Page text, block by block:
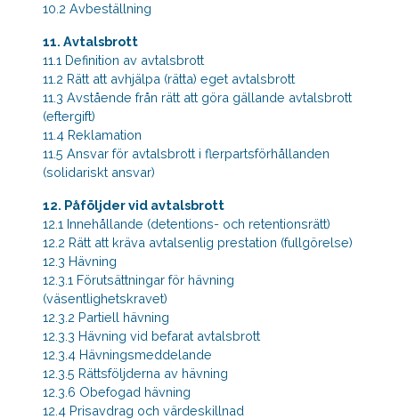
10.2 Avbeställning
11. Avtalsbrott
11.1 Definition av avtalsbrott
11.2 Rätt att avhjälpa (rätta) eget avtalsbrott
11.3 Avstående från rätt att göra gällande avtalsbrott
(eftergift)
11.4 Reklamation
11.5 Ansvar för avtalsbrott i flerpartsförhållanden
(solidariskt ansvar)
12. Påföljder vid avtalsbrott
12.1 Innehållande (detentions- och retentionsrätt)
12.2 Rätt att kräva avtalsenlig prestation (fullgörelse)
12.3 Hävning
12.3.1 Förutsättningar för hävning
(väsentlighetskravet)
12.3.2 Partiell hävning
12.3.3 Hävning vid befarat avtalsbrott
12.3.4 Hävningsmeddelande
12.3.5 Rättsföljderna av hävning
12.3.6 Obefogad hävning
12.4 Prisavdrag och värdeskillnad